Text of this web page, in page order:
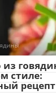
из
стиле: